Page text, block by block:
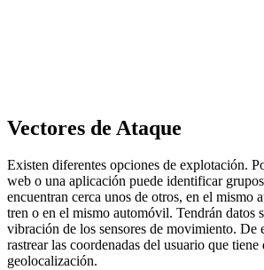
Vectores de Ataque
Existen diferentes opciones de explotación.
web o una aplicación puede identificar
encuentran cerca unos de otros, en el mismo
tren o en el mismo automóvil. Tendrán datos
vibración de los sensores de movimiento. De
rastrear las coordenadas del usuario que tiene
geolocalización.